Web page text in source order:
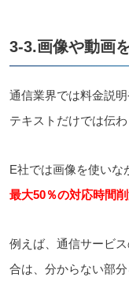
3-3.画像や動画
通信業界では料金説
テキストだけでは伝
E社では画像を使いな
最大50％の対応時間
例えば、通信サービ
合は、分からない部